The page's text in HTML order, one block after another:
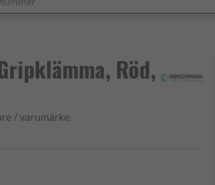
Röd,
/ varumärke: